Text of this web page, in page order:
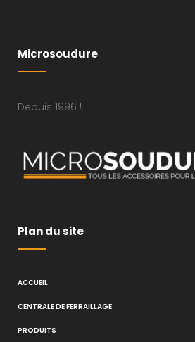
Microsoudure
Depuis 1996 !
Plan du site
ACCUEIL
CENTRALE DE FERRAILLAGE
PRODUITS